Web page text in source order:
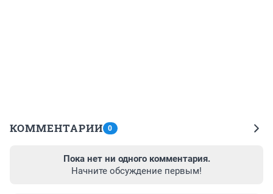
КОММЕНТАРИИ 0
Пока нет ни одного комментария.
Начните обсуждение первым!